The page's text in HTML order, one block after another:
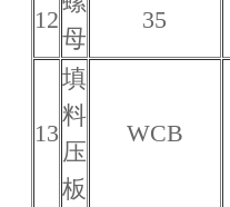
12
母
35
13
填
料
压
板
WCB